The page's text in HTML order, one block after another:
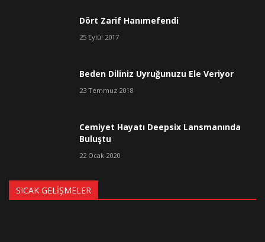
Dört Zarif Hanımefendi
25 Eylül 2017
Beden Diliniz Uyruğunuzu Ele Veriyor
23 Temmuz 2018
Cemiyet Hayatı Deepsix Lansmanında
Buluştu
22 Ocak 2020
SICAK GELIŞMELER